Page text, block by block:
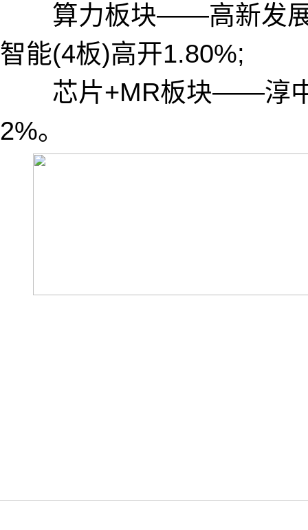
算力板块——高新发展
智能(4板)高开1.80%;
芯片+MR板块——淳中
2%。